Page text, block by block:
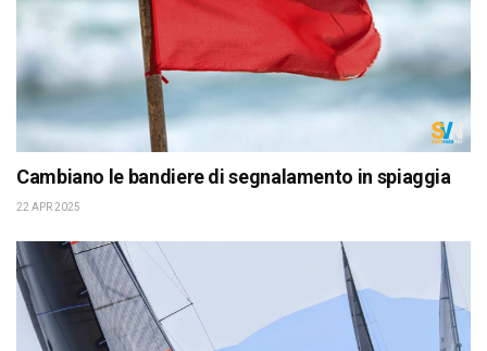
Cambiano le bandiere di segnalamento in spiaggia
22 APR 2025